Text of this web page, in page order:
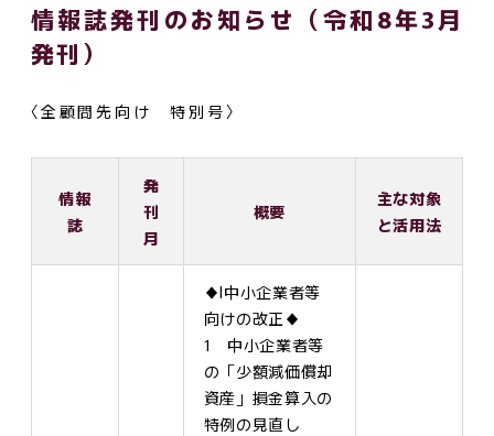
情報誌発刊のお知らせ（令和8年3月
発刊）
〈全顧問先向け 特別号〉
情報
誌
発
刊
月
概要
主な対象
と活用法
♦Ⅰ中小企業者等
向けの改正♦
1 中小企業者等
の「少額減価償却
資産」損金算入の
特例の見直し